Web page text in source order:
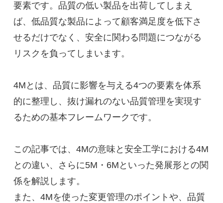
要素です。品質の低い製品を出荷してしまえ
ば、低品質な製品によって顧客満足度を低下さ
せるだけでなく、安全に関わる問題につながる
リスクを負ってしまいます。
4Mとは、品質に影響を与える4つの要素を体系
的に整理し、抜け漏れのない品質管理を実現す
るための基本フレームワークです。
この記事では、4Mの意味と安全工学における4M
との違い、さらに5M・6Mといった発展形との関
係を解説します。
また、4Mを使った変更管理のポイントや、品質